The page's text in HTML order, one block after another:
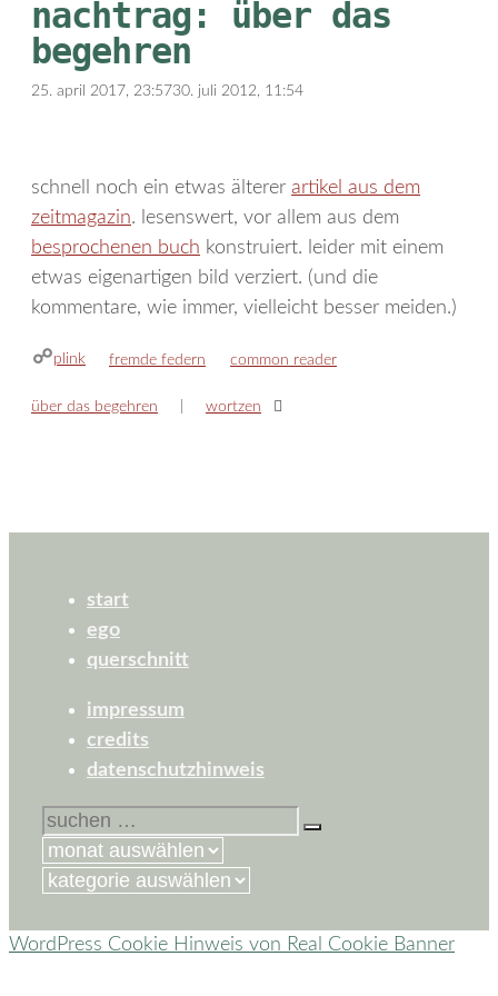
nachtrag: über das
begehren
25. april 2017, 23:5730. juli 2012, 11:54
schnell noch ein etwas älterer artikel aus dem
zeitmagazin. lesenswert, vor allem aus dem
besprochenen buch konstruiert. leider mit einem
etwas eigenartigen bild verziert. (und die
kommentare, wie immer, vielleicht besser meiden.)
plink kategorien
fremde federn schlagwörter
common reader
über das begehren wortzen
start
ego
querschnitt
impressum
credits
datenschutzhinweis
suchen
nach:
kategorien
WordPress Cookie Hinweis von Real Cookie Banner